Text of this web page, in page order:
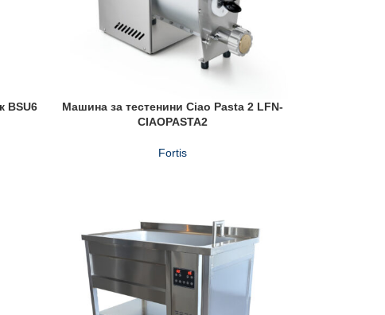
BSU6
Машина за тестенини Ciao Pasta 2 LFN-
CIAOPASTA2
Fortis